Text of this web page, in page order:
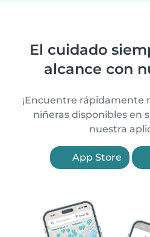
El cuidado
alcance con
¡Encuentre rápidamente
niñeras disponibles en
nuestra
App Store